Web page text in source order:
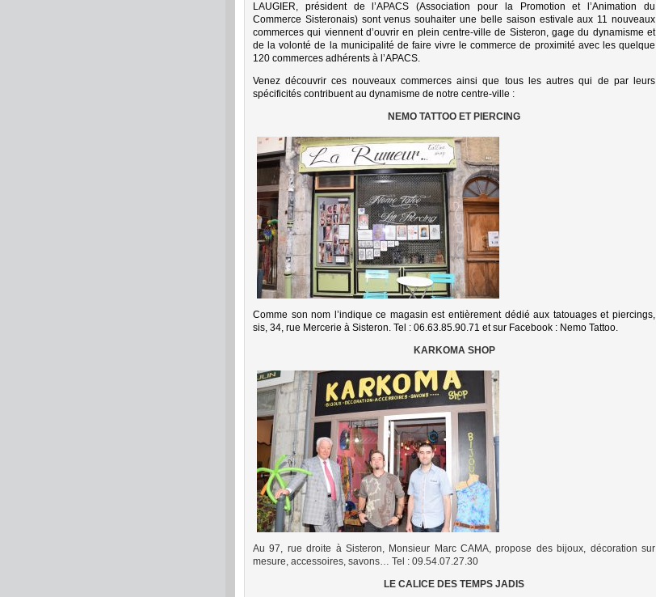
LAUGIER, président de l’APACS (Association pour la Promotion et l’Animation du
Commerce Sisteronais) sont venus souhaiter une belle saison estivale aux 11 nouveaux
commerces qui viennent d’ouvrir en plein centre-ville de Sisteron, gage du dynamisme et
de la volonté de la municipalité de faire vivre le commerce de proximité avec les quelque
120 commerces adhérents à l’APACS.
Venez découvrir ces nouveaux commerces ainsi que tous les autres qui de par leurs
spécificités contribuent au dynamisme de notre centre-ville :
NEMO TATTOO ET PIERCING
Comme son nom l’indique ce magasin est entièrement dédié aux tatouages et piercings,
sis, 34, rue Mercerie à Sisteron. Tel : 06.63.85.90.71 et sur Facebook : Nemo Tattoo.
KARKOMA SHOP
Au 97, rue droite à Sisteron, Monsieur Marc CAMA, propose des bijoux, décoration sur
mesure, accessoires, savons… Tel : 09.54.07.27.30
LE CALICE DES TEMPS JADIS